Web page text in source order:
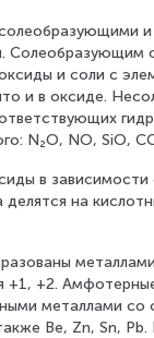
и
Солеобразующим
и соли с
и в оксиде.
N₂O, NO, SiO,
в зависимости
делятся на
+1, +2.
металлами со
Be, Zn, Sn,